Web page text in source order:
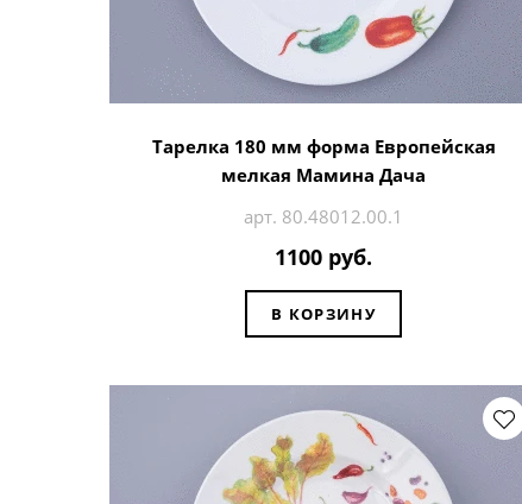
Тарелка 180 мм форма Европейская
мелкая Мамина Дача
арт. 80.48012.00.1
1100 руб.
В КОРЗИНУ